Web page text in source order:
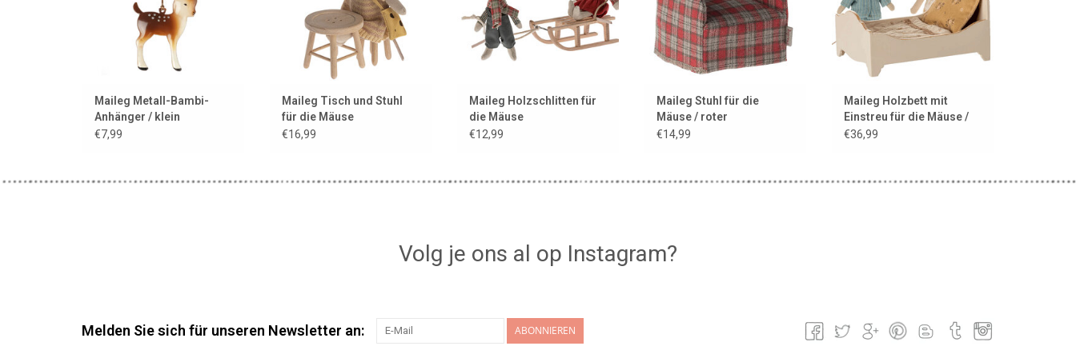
Maileg Metall-Bambi-
Anhänger / klein
€7,99
Maileg Tisch und Stuhl
für die Mäuse
€16,99
Maileg Holzschlitten für
die Mäuse
€12,99
Maileg Stuhl für die
Mäuse / roter
Rautendruck
€14,99
Maileg Holzbett mit
Einstreu für die Mäuse /
Off White
€36,99
Volg je ons al op Instagram?
Melden Sie sich für unseren Newsletter an: ABONNIEREN